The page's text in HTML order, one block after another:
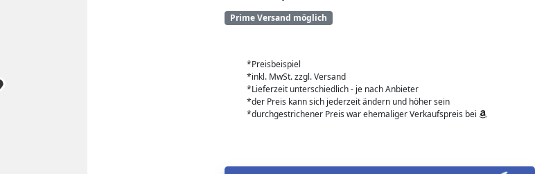
Prime Versand möglich
*Preisbeispiel
*inkl. MwSt. zzgl. Versand
*Lieferzeit unterschiedlich - je nach Anbieter
*der Preis kann sich jederzeit ändern und höher sein
*durchgestrichener Preis war ehemaliger Verkaufspreis bei